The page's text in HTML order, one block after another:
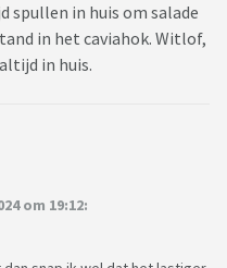
spullen in huis om salade
in het caviahok. Witlof,
in huis.
om 19:12: